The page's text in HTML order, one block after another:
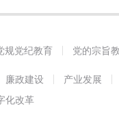
规党纪教育 党的宗旨
廉政建设 产业发展
化改革